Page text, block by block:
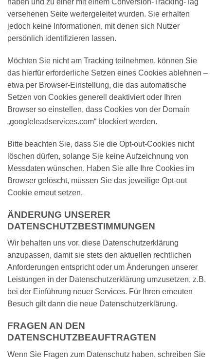
haben und zu einer mit einem Conversion-Tracking-Tag
versehenen Seite weitergeleitet wurden. Sie erhalten
jedoch keine Informationen, mit denen sich Nutzer
persönlich identifizieren lassen.
Möchten Sie nicht am Tracking teilnehmen, können Sie
das hierfür erforderliche Setzen eines Cookies ablehnen –
etwa per Browser-Einstellung, die das automatische
Setzen von Cookies generell deaktiviert oder Ihren
Browser so einstellen, dass Cookies von der Domain
„googleleadservices.com“ blockiert werden.
Bitte beachten Sie, dass Sie die Opt-out-Cookies nicht
löschen dürfen, solange Sie keine Aufzeichnung von
Messdaten wünschen. Haben Sie alle Ihre Cookies im
Browser gelöscht, müssen Sie das jeweilige Opt-out
Cookie erneut setzen.
ÄNDERUNG UNSERER
DATENSCHUTZBESTIMMUNGEN
Wir behalten uns vor, diese Datenschutzerklärung
anzupassen, damit sie stets den aktuellen rechtlichen
Anforderungen entspricht oder um Änderungen unserer
Leistungen in der Datenschutzerklärung umzusetzen, z.B.
bei der Einführung neuer Services. Für Ihren erneuten
Besuch gilt dann die neue Datenschutzerklärung.
FRAGEN AN DEN
DATENSCHUTZBEAUFTRAGTEN
Wenn Sie Fragen zum Datenschutz haben, schreiben Sie